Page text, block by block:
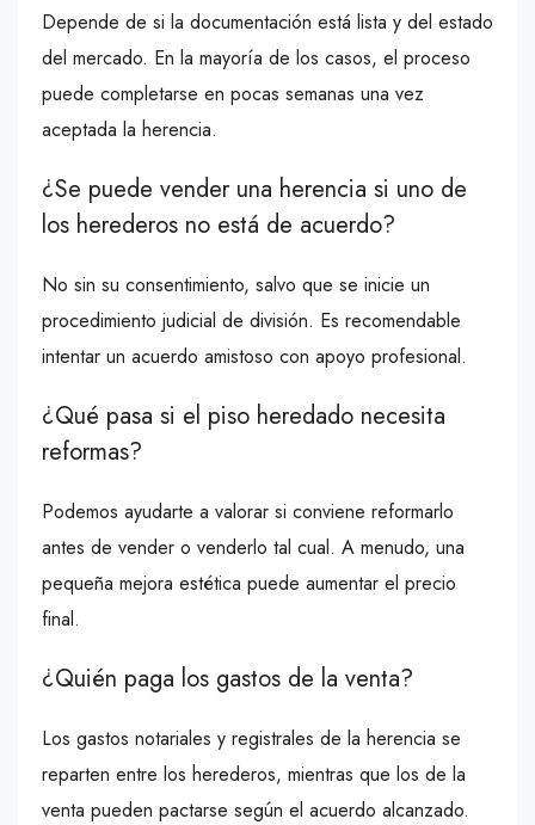
Depende de si la documentación está lista y del estado
del mercado. En la mayoría de los casos, el proceso
puede completarse en pocas semanas una vez
aceptada la herencia.
¿Se puede vender una herencia si uno de
los herederos no está de acuerdo?
No sin su consentimiento, salvo que se inicie un
procedimiento judicial de división. Es recomendable
intentar un acuerdo amistoso con apoyo profesional.
¿Qué pasa si el piso heredado necesita
reformas?
Podemos ayudarte a valorar si conviene reformarlo
antes de vender o venderlo tal cual. A menudo, una
pequeña mejora estética puede aumentar el precio
final.
¿Quién paga los gastos de la venta?
Los gastos notariales y registrales de la herencia se
reparten entre los herederos, mientras que los de la
venta pueden pactarse según el acuerdo alcanzado.